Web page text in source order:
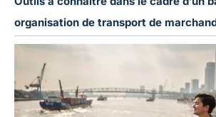
organisation de transport de